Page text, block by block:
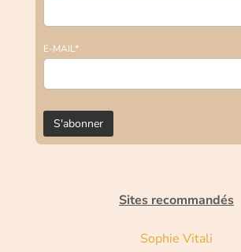
E-MAIL*
Sites recommandés
Sophie Vitali